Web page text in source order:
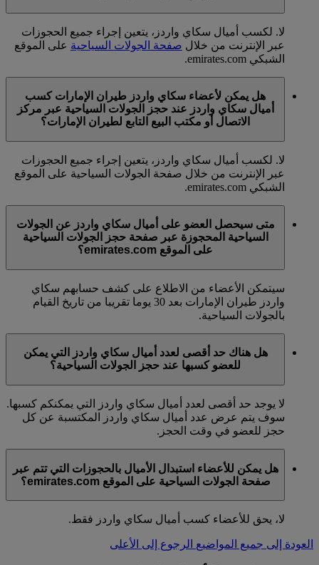
لا. لكسب أميال سكاي واردز، يتعين إجراء جميع الحجوزات
عبر الإنترنت من خلال صفحة الجولات السياحية على الموقع
الشبكي emirates.com.
هل يمكن لأعضاء سكاي واردز طيران الإمارات كسب
أميال سكاي واردز عند حجز الجولات السياحية عبر مركز
الاتصال أو مكتب البيع التابع لطيران الإمارات؟
لا. لكسب أميال سكاي واردز، يتعين إجراء جميع الحجوزات
عبر الإنترنت من خلال صفحة الجولات السياحية على الموقع
الشبكي emirates.com.
متى سيحصل العضو على أميال سكاي واردز عن الجولات
السياحية المحجوزة عبر صفحة حجز الجولات السياحية
على الموقع emirates.com؟
سيتمكن الأعضاء من الاطلاع على كشف حسابهم سكاي
واردز طيران الإمارات بعد 30 يوما تقريبا من تاريخ القيام
بالجولات السياحية.
هل هناك حد أقصى لعدد أميال سكاي واردز التي يمكن
للعضو كسبها عند حجز الجولات السياحية؟
لا يوجد حد أقصى لعدد أميال سكاي واردز التي يمكنكم كسبها.
سوف يتم عرض عدد أميال سكاي واردز المكتسبة عن كل
حجز للعضو في وقت الحجز.
هل يمكن للأعضاء استبدال الأميال بالحجوزات التي تتم عبر
صفحة الجولات السياحية على الموقع emirates.com؟
لا، يحق للأعضاء كسب أميال سكاي واردز فقط.
العودة إلى جميع المواضيع الرجوع إلى الأعلى